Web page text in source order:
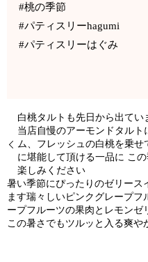
#桃の季節
#パティスリーhagumi
#パティスリーはぐみ
白桃タルトも先日から出て
当店自慢のアーモンドタル
ム、フレッシュの白桃を乗
に堪能して頂ける一品に こ
楽しみください
暑い季節にぴったりのゼリース
ます瑞々しいピンクグレープ
ープフルーツの果肉とレモンゼ
この暑さでもツルッと入る爽